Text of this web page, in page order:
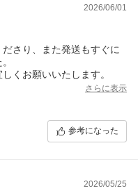
2026/06/01
さり、また発送もすぐに
くお願いいたします。
さらに表示
参考になった
2026/05/25